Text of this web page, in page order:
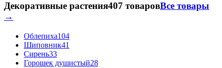
Декоративные растения407 товаровВсе товары
→
Облепиха104
Шиповник41
Сирень33
Горошек душистый28